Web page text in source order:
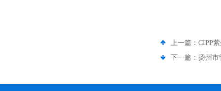
上一篇： CIPP
下一篇： 扬州市